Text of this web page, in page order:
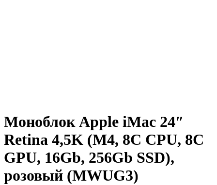
Моноблок Apple iMac 24″
Retina 4,5K (M4, 8C CPU, 8C
GPU, 16Gb, 256Gb SSD),
розовый (MWUG3)